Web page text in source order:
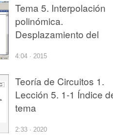
Tema 5. Interpolación
polinómica.
Desplazamiento del
4:04 · 2015
Teoría de Circuitos 1.
Lección 5. 1-1 Índice
tema
2:33 · 2020